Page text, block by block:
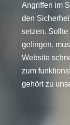
Angriffen im
den
setzen.
gelingen,
Website
zum
gehört zu